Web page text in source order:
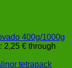
400g/1000g
2,25 € through